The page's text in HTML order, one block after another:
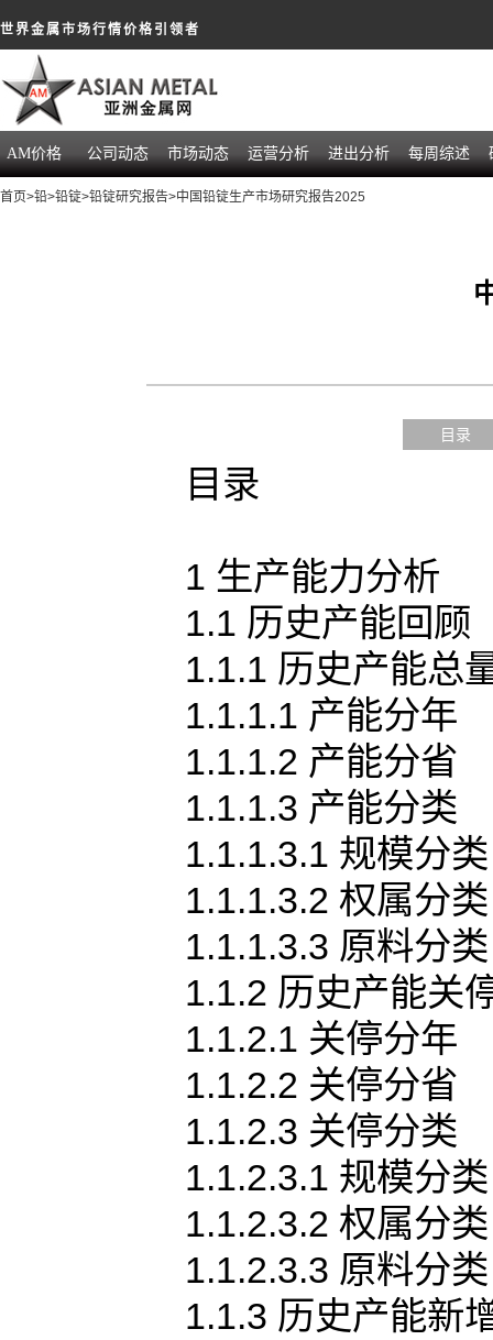
世界金属市场行情价格引领者
AM价格 公司动态 市场动态 运营分析 进出分析 每周综述
首页>铅>铅锭>铅锭研究报告>中国铅锭生产市场研究报告2025
目录
目录
1 生产能力分析
1.1 历史产能回顾
1.1.1 历史产能总
1.1.1.1 产能分年
1.1.1.2 产能分省
1.1.1.3 产能分类
1.1.1.3.1 规模分类
1.1.1.3.2 权属分类
1.1.1.3.3 原料分类
1.1.2 历史产能关
1.1.2.1 关停分年
1.1.2.2 关停分省
1.1.2.3 关停分类
1.1.2.3.1 规模分类
1.1.2.3.2 权属分类
1.1.2.3.3 原料分类
1.1.3 历史产能新